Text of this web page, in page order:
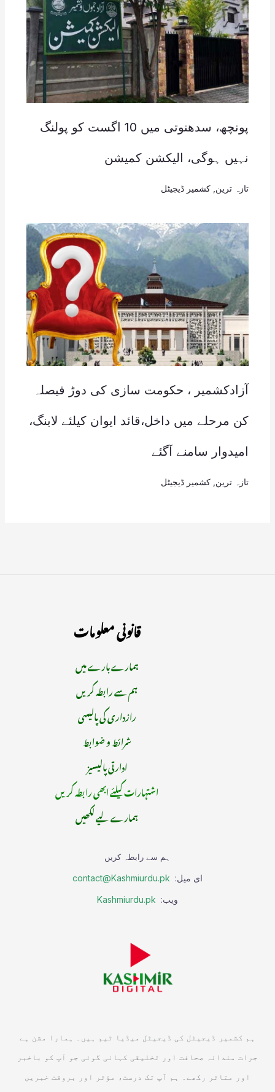
پونچھ، سدھنوتی میں 10 اگست کو پولنگ
نہیں ہوگی، الیکشن کمیشن
تازہ ترین کشمیر ڈیجیٹل
آزادکشمیر ، حکومت سازی کی دوڑ فیصلہ
کن مرحلے میں داخل،قائد ایوان کیلئے لابنگ،
امیدوار سامنے آگئے
تازہ ترین کشمیر ڈیجیٹل
قانونی معلومات
ہمارے بارے میں
ہم سے رابطہ کریں
رازداری کی پالیسی
شرائط و ضوابط
ادارتی پالیسیز
اشتہارات کیلئے ابھی رابطہ کریں
ہمارے لیے لکھیں
ہم سے رابطہ کریں
ای میل: contact@Kashmiurdu.pk
ویب: Kashmiurdu.pk
ہم کشمیر ڈیجیٹل کی ڈیجیٹل میڈیا ٹیم ہیں۔ ہمارا مشن ہے
جرات مندانہ صحافت اور تخلیقی کہانی گوئی جو آپ کو باخبر
اور متاثر رکھے۔ ہم آپ تک درست، مؤثر اور بروقت خبریں